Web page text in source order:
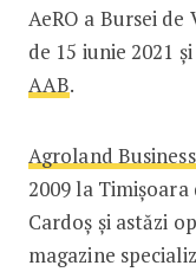
AeRO a Bursei
de 15 iunie 2021
AAB.
Agroland
2009 la
Cardoș și astăzi
magazine